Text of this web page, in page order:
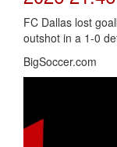
FC Dallas lost
outshot in a 1-0
BigSoccer.com